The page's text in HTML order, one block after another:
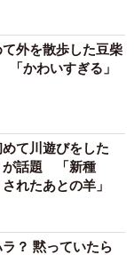
外を散歩した豆柴
かわいすぎる」
めて川遊びをした
が話題 「新種
れたあとの羊」
？ 黙っていたら